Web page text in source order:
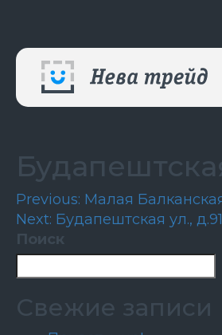
Навигация
по
записям
Previous: Малая
Next: Будапештская ул.,
Поиск
Свежие записи